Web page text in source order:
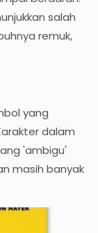
salah
remuk,
yang
dalam
'ambigu'
masih banyak